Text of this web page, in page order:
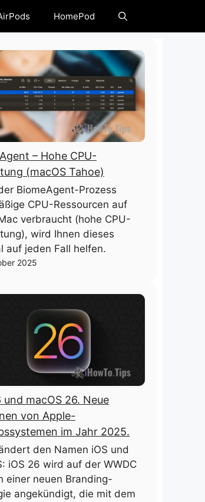
HomePod
– ​​Hohe CPU-
(macOS Tahoe)
BiomeAgent-Prozess
CPU-Ressourcen auf
verbraucht (hohe CPU-
wird Ihnen dieses
auf jeden Fall helfen.
2025
und macOS 26. Neue
von Apple-
im Jahr 2025.
den Namen iOS und
iOS 26 wird auf der WWDC
einer neuen Branding-
angekündigt, die mit dem